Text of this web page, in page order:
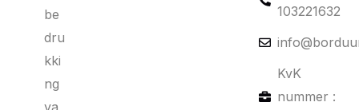
be
dru
kki
ng
va
103221632
KvK
nummer :